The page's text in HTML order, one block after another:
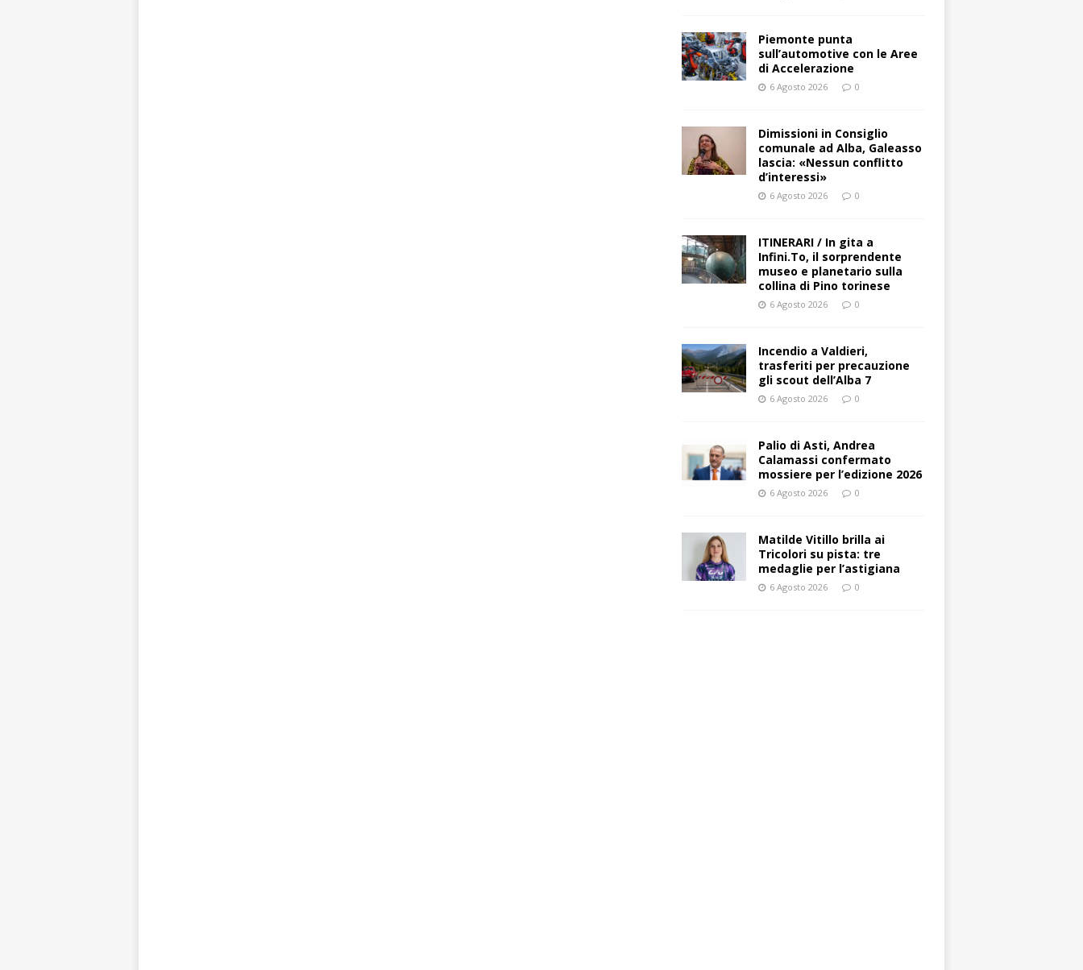
Piemonte punta
sull’automotive con le Aree
di Accelerazione
6 Agosto 2026 0
Dimissioni in Consiglio
comunale ad Alba, Galeasso
lascia: «Nessun conflitto
d’interessi»
6 Agosto 2026 0
ITINERARI / In gita a
Infini.To, il sorprendente
museo e planetario sulla
collina di Pino torinese
6 Agosto 2026 0
Incendio a Valdieri,
trasferiti per precauzione
gli scout dell’Alba 7
6 Agosto 2026 0
Palio di Asti, Andrea
Calamassi confermato
mossiere per l’edizione 2026
6 Agosto 2026 0
Matilde Vitillo brilla ai
Tricolori su pista: tre
medaglie per l’astigiana
6 Agosto 2026 0